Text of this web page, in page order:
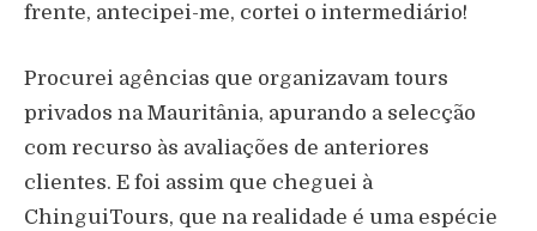
frente, antecipei-me, cortei o intermediário!
Procurei agências que organizavam tours
privados na Mauritânia, apurando a selecção
com recurso às avaliações de anteriores
clientes. E foi assim que cheguei à
ChinguiTours, que na realidade é uma espécie